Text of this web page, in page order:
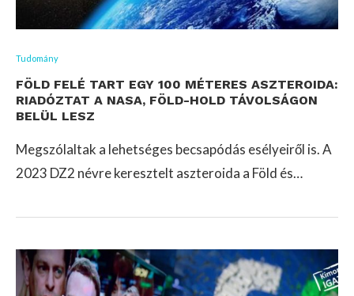
Tudomány
FÖLD FELÉ TART EGY 100 MÉTERES ASZTEROIDA:
RIADÓZTAT A NASA, FÖLD-HOLD TÁVOLSÁGON
BELÜL LESZ
Megszólaltak a lehetséges becsapódás esélyeiről is. A
2023 DZ2 névre keresztelt aszteroida a Föld és…